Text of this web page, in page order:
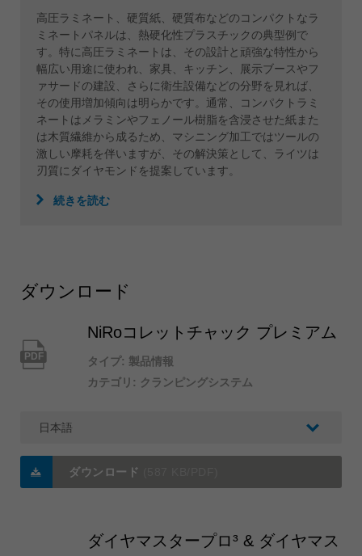
高圧ラミネート、硬質紙、硬質布などのコンパクトなラ
ミネートパネルは、熱硬化性プラスチックの典型例で
す。特に高圧ラミネートは、その設計と頑強な特性から
幅広い用途に使われ、家具、キッチン、展示ブースやフ
ァサードの建設、さらに衛生設備などの分野を見れば、
その使用増加傾向は明らかです。通常、コンパクトラミ
ネートはメラミンやフェノール樹脂を含浸させた紙また
は木質繊維から成るため、マシニング加工ではツールの
激しい摩耗を伴いますが、その解決策として、ライツは
刃質にダイヤモンドを提案しています。
続きを読む
ダウンロード
PDF
NiRoコレットチャック プレミアム
タイプ: 製品情報
カテゴリ: クランピングシステム
ダウンロード
ダイヤマスタープロ³ & ダイヤマス